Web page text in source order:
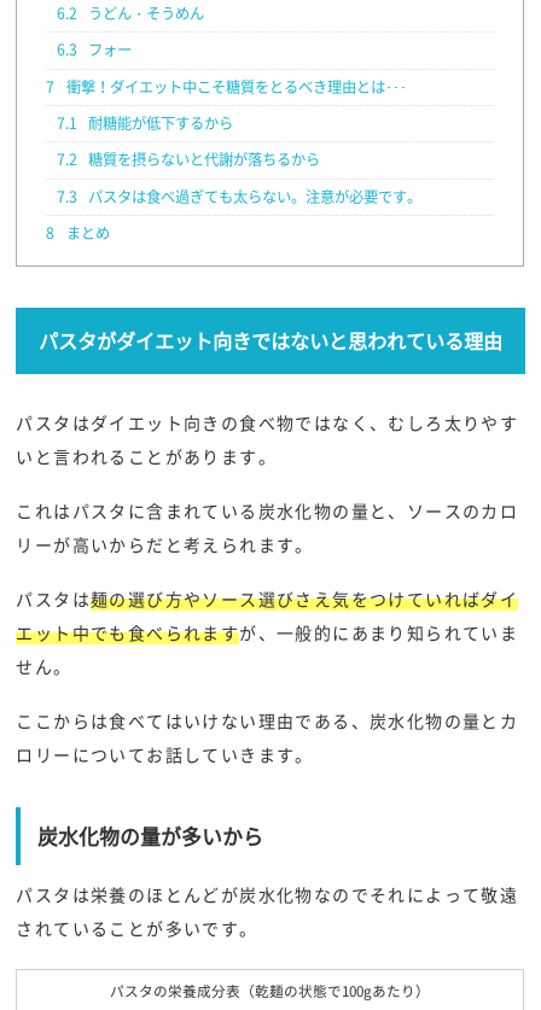
6.2
うどん・そうめん
6.3 フォー
7 衝撃！ダイエット中こそ糖質をとるべき理由とは･･･
7.1 耐糖能が低下するから
7.2 糖質を摂らないと代謝が落ちるから
7.3 パスタは食べ過ぎても太らない。注意が必要です。
8
まとめ
パスタがダイエット向きではないと思われている理由
パスタはダイエット向きの食べ物ではなく、むしろ太りやす
いと言われることがあります。
これはパスタに含まれている炭水化物の量と、ソースのカロ
リーが高いからだと考えられます。
パスタは麺の選び方やソース選びさえ気をつけていればダイ
エット中でも食べられますが、一般的にあまり知られていま
せん。
ここからは食べてはいけない理由である、炭水化物の量とカ
ロリーについてお話していきます。
炭水化物の量が多いから
パスタは栄養のほとんどが炭水化物なのでそれによって敬遠
されていることが多いです。
パスタの栄養成分表（乾麺の状態で100gあたり）